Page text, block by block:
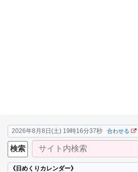
2026年8月8日(土) 19時16分37秒 合わせる